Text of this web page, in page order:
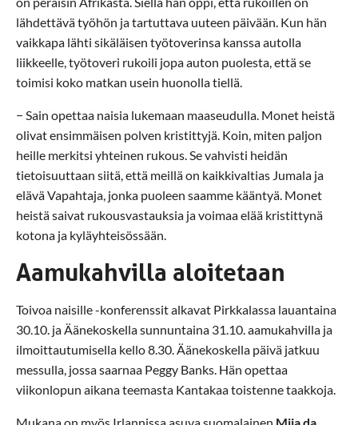
lähdettävä työhön ja tartuttava uuteen päivään. Kun hän
vaikkapa lähti sikäläisen työtoverinsa kanssa autolla
liikkeelle, työtoveri rukoili jopa auton puolesta, että se
toimisi koko matkan usein huonolla tiellä.
− Sain opettaa naisia lukemaan maaseudulla. Monet heistä
olivat ensimmäisen polven kristittyjä. Koin, miten paljon
heille merkitsi yhteinen rukous. Se vahvisti heidän
tietoisuuttaan siitä, että meillä on kaikkivaltias Jumala ja
elävä Vapahtaja, jonka puoleen saamme kääntyä. Monet
heistä saivat rukousvastauksia ja voimaa elää kristittynä
kotona ja kyläyhteisössään.
Aamukahvilla aloitetaan
Toivoa naisille -konferenssit alkavat Pirkkalassa lauantaina
30.10. ja Äänekoskella sunnuntaina 31.10. aamukahvilla ja
ilmoittautumisella kello 8.30. Äänekoskella päivä jatkuu
messulla, jossa saarnaa Peggy Banks. Hän opettaa
viikonlopun aikana teemasta Kantakaa toistenne taakkoja.
Mukana on myös Irlannissa asuva suomalainen Miia da